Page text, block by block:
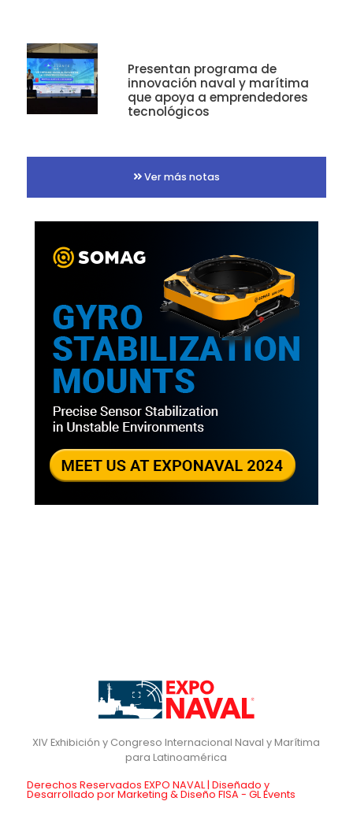
Presentan programa de
innovación naval y marítima
que apoya a emprendedores
tecnológicos
Ver más notas
XIV Exhibición y Congreso Internacional Naval y Marítima
para Latinoamérica
Derechos Reservados EXPO NAVAL | Diseñado y
Desarrollado por Marketing & Diseño FISA - GL Events